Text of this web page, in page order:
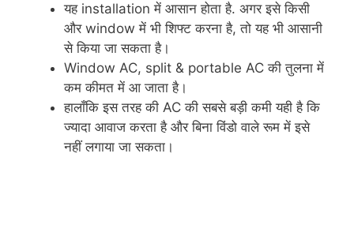
यह installation में आसान होता है. अगर इसे किसी
और window में भी शिफ्ट करना है, तो यह भी आसानी
से किया जा सकता है।
Window AC, split & portable AC की तुलना में
कम कीमत में आ जाता है।
हालाँकि इस तरह की AC की सबसे बड़ी कमी यही है कि
ज्यादा आवाज करता है और बिना विंडो वाले रूम में इसे
नहीं लगाया जा सकता।